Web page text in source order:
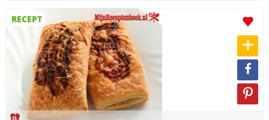
RECEPT